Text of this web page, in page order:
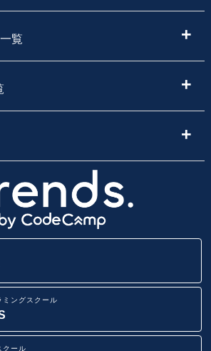
ング教室を探す
子供向けプログラミングスクールを
ログラミングスクールを探す
グラミングスクールを探す
研修 - 法人向け人材育成
修
ンス研修
覧
ス
めのオンラインプログラミングスク
FCプログラミング教室
小学生・中学生向けプログラミング教室
ミングスクール
クール